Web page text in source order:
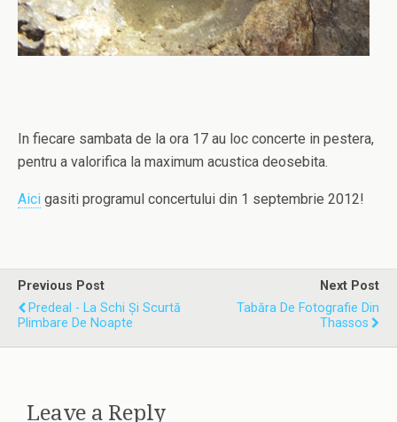
In fiecare sambata de la ora 17 au loc concerte in pestera,
pentru a valorifica la maximum acustica deosebita.
Aici gasiti programul concertului din 1 septembrie 2012!
Previous Post
Predeal - La Schi Și Scurtă
Plimbare De Noapte
Next Post
Tabăra De Fotografie Din
Thassos
Leave a Reply